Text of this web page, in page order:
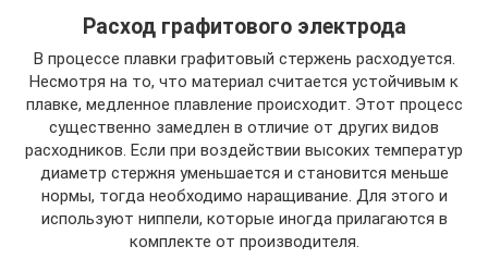
Расход графитового электрода
В процессе плавки графитовый стержень расходуется.
Несмотря на то, что материал считается устойчивым к
плавке, медленное плавление происходит. Этот процесс
существенно замедлен в отличие от других видов
расходников. Если при воздействии высоких температур
диаметр стержня уменьшается и становится меньше
нормы, тогда необходимо наращивание. Для этого и
используют ниппели, которые иногда прилагаются в
комплекте от производителя.